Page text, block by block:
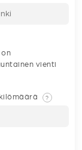
on
vienti
?